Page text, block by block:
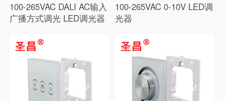
100-265VAC DALI AC输入
广播方式调光 LED调光器
100-265VAC 0-10V LED调
光器